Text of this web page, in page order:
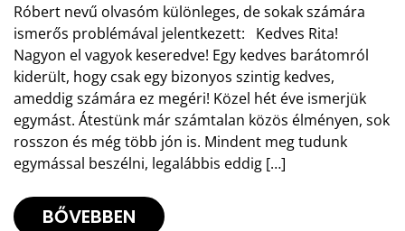
Róbert nevű olvasóm különleges, de sokak számára
ismerős problémával jelentkezett: Kedves Rita!
Nagyon el vagyok keseredve! Egy kedves barátomról
kiderült, hogy csak egy bizonyos szintig kedves,
ameddig számára ez megéri! Közel hét éve ismerjük
egymást. Átestünk már számtalan közös élményen, sok
rosszon és még több jón is. Mindent meg tudunk
egymással beszélni, legalábbis eddig […]
BŐVEBBEN